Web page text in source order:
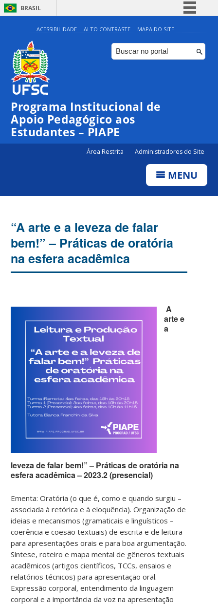
BRASIL
Simplifique!
Comunica BR
Participe
Canais
ACESSIBILIDADE ALTO CONTRASTE MAPA DO SITE
Programa Institucional de
Apoio Pedagógico aos
Estudantes – PIAPE
Área Restrita Administradores do Site
MENU
“A arte e a leveza de falar
bem!” – Práticas de oratória
na esfera acadêmica
A
arte e
a
leveza de falar bem!” – Práticas de oratória na
esfera acadêmica – 2023.2 (presencial)
Ementa: Oratória (o que é, como e quando surgiu –
associada à retórica e à eloquência). Organização de
ideias e mecanismos (gramaticais e linguísticos –
coerência e coesão textuais) de escrita e de leitura
para apresentações orais e para boa argumentação.
Síntese, roteiro e mapa mental de gêneros textuais
acadêmicos (artigos científicos, TCCs, ensaios e
relatórios técnicos) para apresentação oral.
Expressão corporal, entendimento da linguagem
corporal e a importância da voz na apresentação